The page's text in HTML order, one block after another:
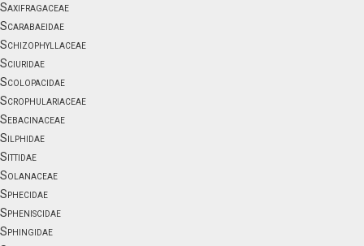
Saxifragaceae
Scarabaeidae
Schizophyllaceae
Sciuridae
Scolopacidae
Scrophulariaceae
Sebacinaceae
Silphidae
Sittidae
Solanaceae
Sphecidae
Spheniscidae
Sphingidae